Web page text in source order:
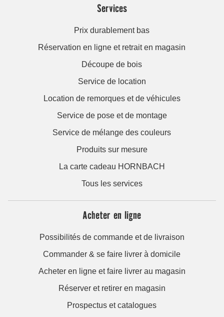
Services
Prix durablement bas
Réservation en ligne et retrait en magasin
Découpe de bois
Service de location
Location de remorques et de véhicules
Service de pose et de montage
Service de mélange des couleurs
Produits sur mesure
La carte cadeau HORNBACH
Tous les services
Acheter en ligne
Possibilités de commande et de livraison
Commander & se faire livrer à domicile
Acheter en ligne et faire livrer au magasin
Réserver et retirer en magasin
Prospectus et catalogues